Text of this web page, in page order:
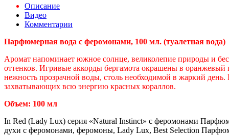
Описание
Видео
Комментарии
Парфюмерная вода с феромонами, 100 мл. (туалетная вода)
Аромат напоминает южное солнце, великолепие природы и
оттенков. Игривые аккорды бергамота окрашены в
нежность прозрачной воды, столь необходимой в жаркий
захватывающих всю энергию красных кораллов.
Объем: 100 мл
In Red (Lady Lux) серия «Natural Instinct» с феромонами
духи с феромонами, феромоны, Lady Lux, Best Selection